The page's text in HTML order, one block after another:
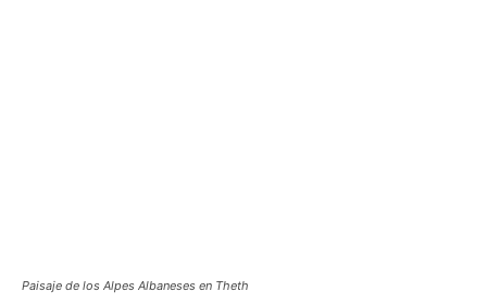
Paisaje de los Alpes Albaneses en Theth